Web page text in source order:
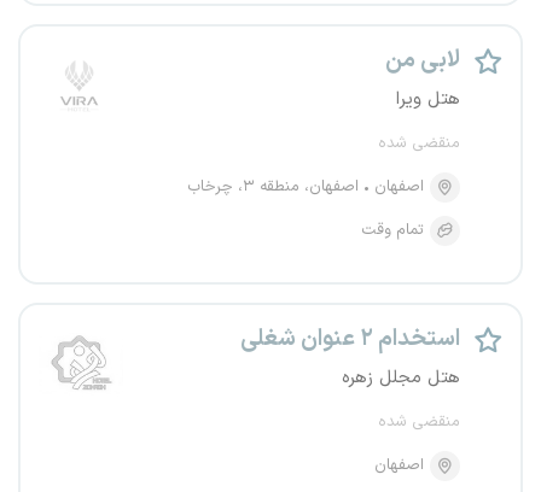
لابی من
هتل ویرا
منقضی شده
اصفهان
اصفهان، منطقه ۳، چرخاب
تمام وقت
استخدام ۲ عنوان شغلی
هتل مجلل زهره
منقضی شده
اصفهان